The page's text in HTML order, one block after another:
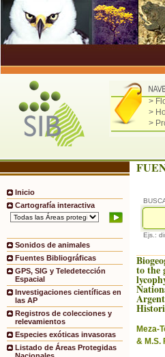
>
>
>
Inicio
Cartografía interactiva
Sonidos de animales
Fuentes Bibliográficas
GPS, SIG y Teledetección
Espacial
Investigaciones científicas en
las AP
Registros de colecciones y
relevamientos
Especies exóticas invasoras
Listado de Áreas Protegidas
Ejs.:
to the
Meza-
& M.S.